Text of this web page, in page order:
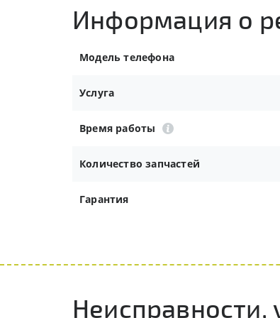
Информация о
Модель телефона
Услуга
Время работы
Количество запчастей
Гарантия
Неисправности,